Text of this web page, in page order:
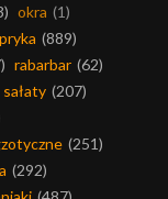
okra (1)
(889)
rabarbar (62)
sałaty (207)
(251)
(292)